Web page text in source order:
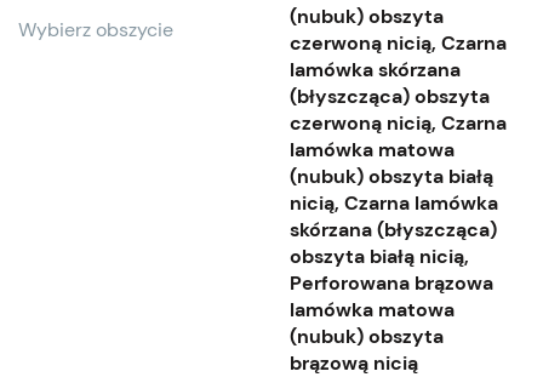
Wybierz obszycie
(nubuk) obszyta
czerwoną nicią, Czarna
lamówka skórzana
(błyszcząca) obszyta
czerwoną nicią, Czarna
lamówka matowa
(nubuk) obszyta białą
nicią, Czarna lamówka
skórzana (błyszcząca)
obszyta białą nicią,
Perforowana brązowa
lamówka matowa
(nubuk) obszyta
brązową nicią